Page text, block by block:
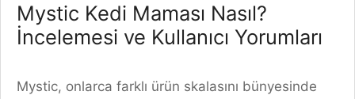
Mystic Kedi Maması Nasıl?
İncelemesi ve Kullanıcı Yorumları
Mystic, onlarca farklı ürün skalasını bünyesinde